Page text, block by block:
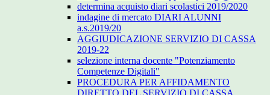
determina acquisto diari scolastici 2019/2020
indagine di mercato DIARI ALUNNI
a.s.2019/20
AGGIUDICAZIONE SERVIZIO DI CASSA
2019-22
selezione interna docente "Potenziamento
Competenze Digitali"
PROCEDURA PER AFFIDAMENTO